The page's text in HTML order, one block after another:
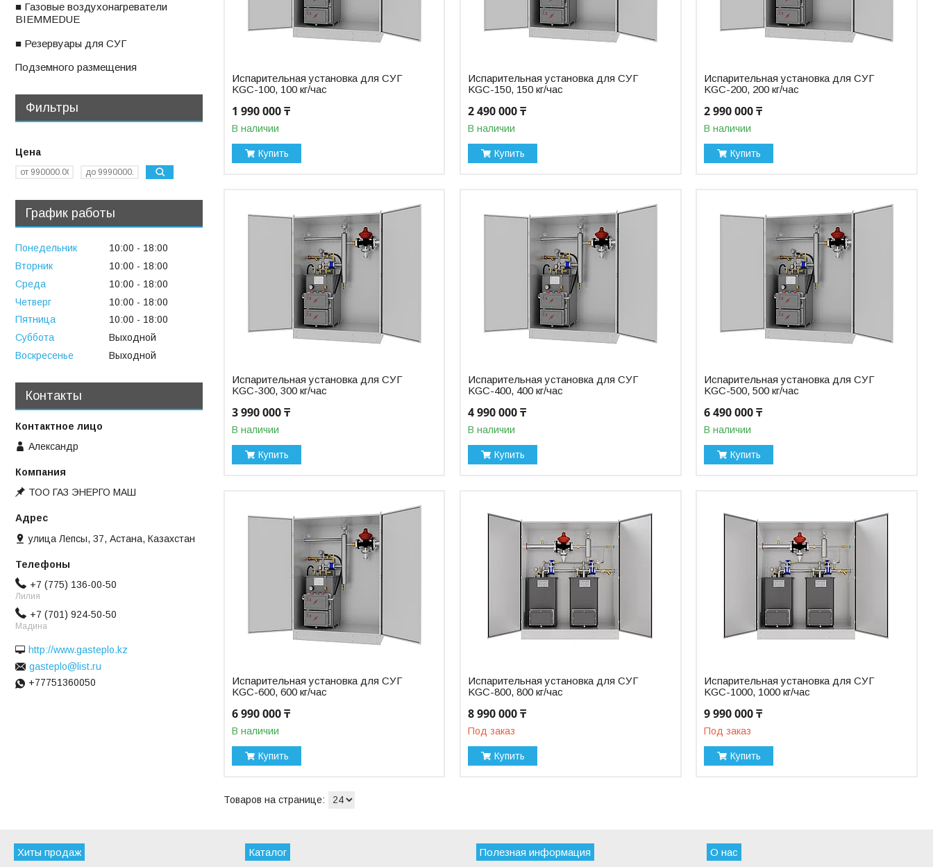
Испарительная установка для СУГ
KGC-100, 100 кг/час
1 990 000 ₸
В наличии
Купить
Испарительная установка для СУГ
KGC-150, 150 кг/час
2 490 000 ₸
В наличии
Купить
Испарительная установка для СУГ
KGC-200, 200 кг/час
2 990 000 ₸
В наличии
Купить
Испарительная установка для СУГ
KGC-300, 300 кг/час
3 990 000 ₸
В наличии
Купить
Испарительная установка для СУГ
KGC-400, 400 кг/час
4 990 000 ₸
В наличии
Купить
Испарительная установка для СУГ
KGC-500, 500 кг/час
6 490 000 ₸
В наличии
Купить
Испарительная установка для СУГ
KGC-600, 600 кг/час
6 990 000 ₸
В наличии
Купить
Испарительная установка для СУГ
KGC-800, 800 кг/час
8 990 000 ₸
Под заказ
Купить
Испарительная установка для СУГ
KGC-1000, 1000 кг/час
9 990 000 ₸
Под заказ
Купить
■ Газовые воздухонагреватели
BIEMMEDUE
■ Резервуары для СУГ
ㅤПодземного размещения
Фильтры
Цена
График работы
Понедельник 10:00
18:00
Вторник
10:00
18:00
Среда
10:00
18:00
Четверг
10:00
18:00
Пятница
10:00
18:00
Суббота
Выходной
Воскресенье
Выходной
Контакты
Александр
ТОО ГАЗ ЭНЕРГО МАШ
улица Лепсы, 37, Астана, Казахстан
+7 (775) 136-00-50
Лилия
+7 (701) 924-50-50
Мадина
http://www.gasteplo.kz
gasteplo@list.ru
+77751360050
Хиты продаж Каталог Полезная информация О нас